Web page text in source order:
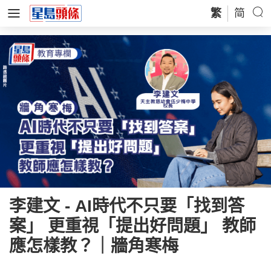
繁 简
李建文 - AI時代不只要「找到答
案」 更重視「提出好問題」 教師
應怎樣教？｜牆角寒梅